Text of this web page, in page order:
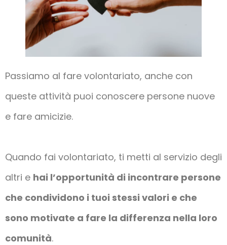
Passiamo al fare volontariato, anche con
queste attività puoi conoscere persone nuove
e fare amicizie.
Quando fai volontariato, ti metti al servizio degli
altri e hai l’opportunità di incontrare persone
che condividono i tuoi stessi valori e che
sono motivate a fare la differenza nella loro
comunità.